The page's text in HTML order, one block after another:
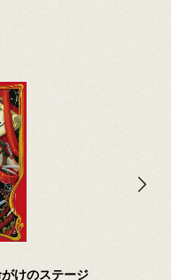
けのステージ